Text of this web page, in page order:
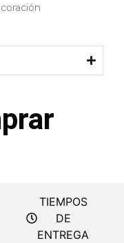
TIEMPOS
DE
ENTREGA